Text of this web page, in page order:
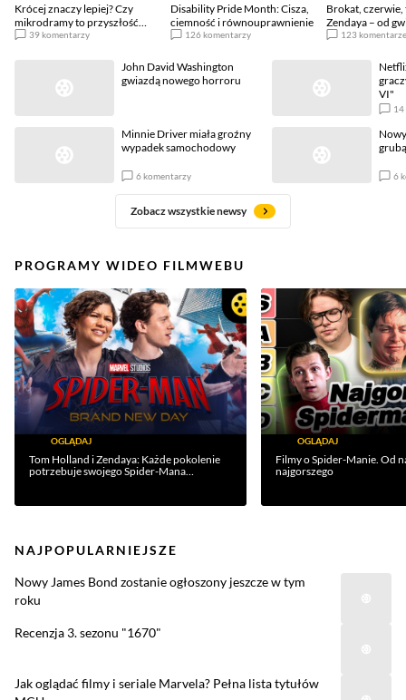
John David Washington
gwiazdą nowego horroru
VI"
14
Minnie Driver miała groźny
wypadek samochodowy
6komentarzy 6
Krócej znaczy lepiej? Czy
mikrodramy to przyszłość
rozrywki?
39komentarzy
Disability Pride Month: Cisza,
ciemność i równouprawnienie
126komentarzy
Brokat, czerwie,
Zendaya – od
Disneya do
123komentarze
PROGRAMY WIDEO FILMWEBU
OGLĄDAJ
Tom Holland i Zendaya: Każde pokolenie
potrzebuje swojego Spider-Mana
OGLĄDAJ
Filmy o Spider-Manie. Od
najgorszego
NAJPOPULARNIEJSZE
Nowy James Bond zostanie ogłoszony jeszcze w tym
roku
Recenzja 3. sezonu "1670"
Jak oglądać filmy i seriale Marvela? Pełna lista tytułów
Zobacz wszystkie newsy